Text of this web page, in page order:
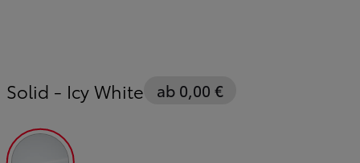
Solid - Icy White ab 0,00 €